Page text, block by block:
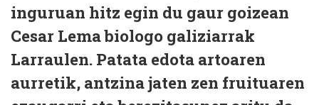
inguruan hitz egin du gaur goizean
Cesar Lema biologo galiziarrak
Larraulen. Patata edota artoaren
aurretik, antzina jaten zen fruituaren